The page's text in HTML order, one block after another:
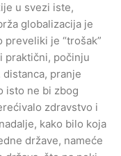
u svezi iste,
globalizacija je
preveliki je “trošak”
praktični, počinju
pranje
isto ne bi zbog
zdravstvo i
kako bilo koja
države, nameće